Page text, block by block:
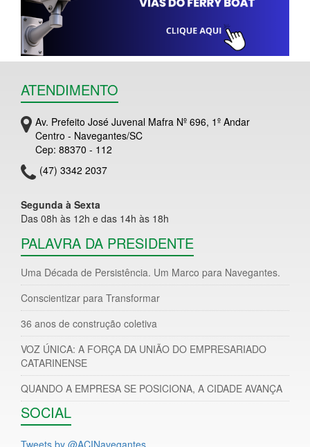
ATENDIMENTO
Av. Prefeito José Juvenal Mafra Nº 696, 1º Andar
Centro - Navegantes/SC
Cep: 88370 - 112
(47) 3342 2037
Segunda à Sexta
Das 08h às 12h e das 14h às 18h
PALAVRA DA PRESIDENTE
Uma Década de Persistência. Um Marco para Navegantes.
Conscientizar para Transformar
36 anos de construção coletiva
VOZ ÚNICA: A FORÇA DA UNIÃO DO EMPRESARIADO
CATARINENSE
QUANDO A EMPRESA SE POSICIONA, A CIDADE AVANÇA
SOCIAL
Tweets by @ACINavegantes